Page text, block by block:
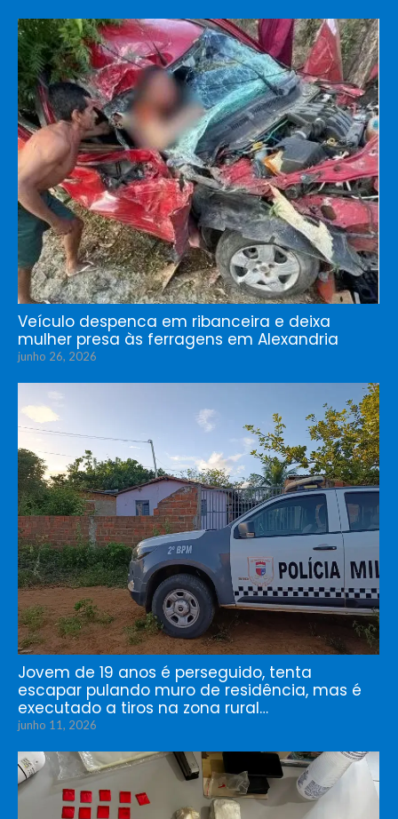
Veículo despenca em ribanceira e deixa
mulher presa às ferragens em Alexandria
junho 26, 2026
Jovem de 19 anos é perseguido, tenta
escapar pulando muro de residência, mas é
executado a tiros na zona rural…
junho 11, 2026